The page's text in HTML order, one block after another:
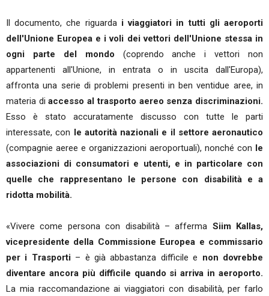
Il documento, che riguarda i viaggiatori in tutti gli aeroporti
dell'Unione Europea e i voli dei vettori dell'Unione stessa in
ogni parte del mondo (coprendo anche i vettori non
appartenenti all'Unione, in entrata o in uscita dall'Europa),
affronta una serie di problemi presenti in ben ventidue aree, in
materia di accesso al trasporto aereo senza discriminazioni.
Esso è stato accuratamente discusso con tutte le parti
interessate, con le autorità nazionali e il settore aeronautico
(compagnie aeree e organizzazioni aeroportuali), nonché con le
associazioni di consumatori e utenti, e in particolare con
quelle che rappresentano le persone con disabilità e a
ridotta mobilità.
«Vivere come persona con disabilità – afferma Siim Kallas,
vicepresidente della Commissione Europea e commissario
per i Trasporti– è già abbastanza difficile e non dovrebbe
diventare ancora più difficile quando si arriva in aeroporto.
La mia raccomandazione ai viaggiatori con disabilità, per farlo